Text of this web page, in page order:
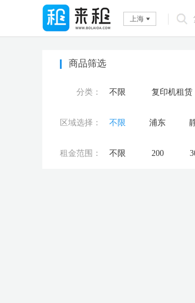
上海
商品筛选
分类： 不限 复印机租赁
区域选择： 不限 浦东
租金范围： 不限 200